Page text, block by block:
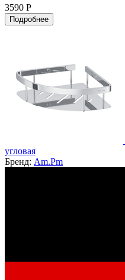
3590 Р
Подробнее
угловая
Бренд: Am.Pm